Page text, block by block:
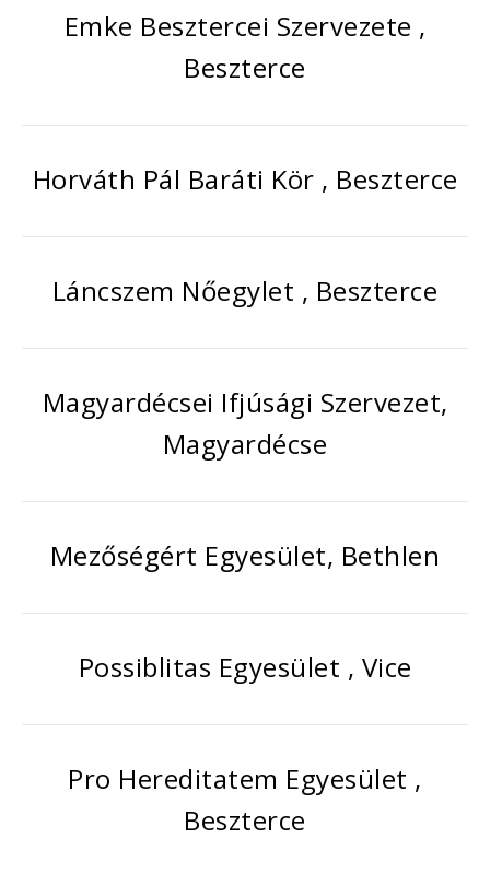
Emke Besztercei Szervezete ,
Beszterce
Horváth Pál Baráti Kör , Beszterce
Láncszem Nőegylet , Beszterce
Magyardécsei Ifjúsági Szervezet,
Magyardécse
Mezőségért Egyesület, Bethlen
Possiblitas Egyesület , Vice
Pro Hereditatem Egyesület ,
Beszterce